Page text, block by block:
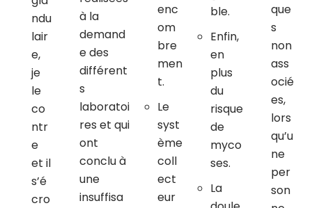
ndu
lair
e,
je
le
co
ntr
e
et il
s’é
cro
à la
demand
e des
différent
s
laboratoi
res et qui
ont
conclu à
une
insuffisa
enc
om
bre
men
t.
Le
syst
ème
coll
ect
eur
ble.
Enfin,
en
plus
du
risque
de
myco
ses.
La
que
s
non
ass
ocié
es,
lors
qu’u
ne
per
son